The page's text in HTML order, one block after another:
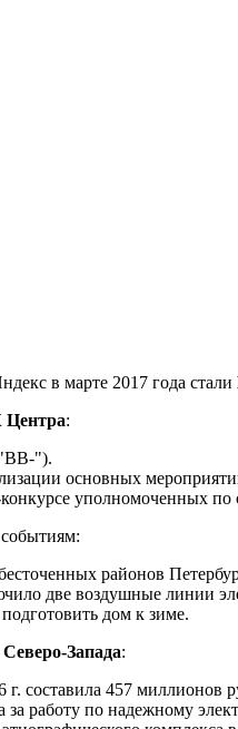
в марте 2017 года стали
:
").
основных
конкурсе уполномоченных
районов
две воздушные линии
дом к зиме.
Запада:
составила 457 миллионов
работу по надежному